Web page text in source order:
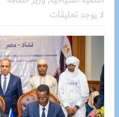
لا يوجد تعليقات